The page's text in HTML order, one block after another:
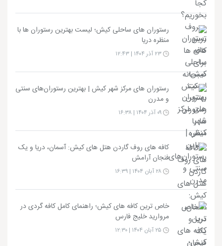
رستوران های ساحلی کیش؛ لیست بهترین رستوران ها با
منظره دریا
رستوران های مرکز شهر کیش | بهترین رستوران‌های سنتی
و مدرن
کافه های روف گاردن هتل های کیش: آسمان، دریا و یک
فنجان آرامش
خاص ترین کافه های کیش؛ راهنمای کامل کافه گردی در
مروارید خلیج فارس